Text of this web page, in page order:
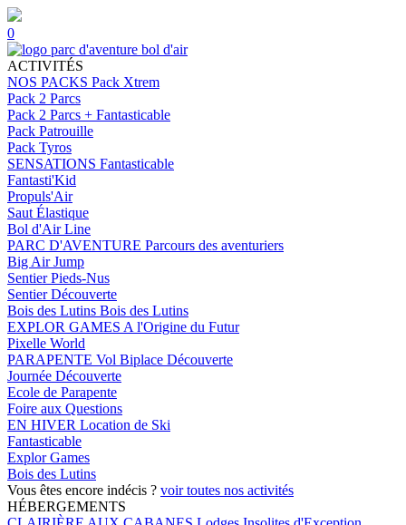
0
ACTIVITÉS
NOS PACKS Pack Xtrem
Pack 2 Parcs
Pack 2 Parcs + Fantasticable
Pack Patrouille
Pack Tyros
SENSATIONS Fantasticable
Fantasti'Kid
Propuls'Air
Saut Élastique
Bol d'Air Line
PARC D'AVENTURE Parcours des aventuriers
Big Air Jump
Sentier Pieds-Nus
Sentier Découverte
Bois des Lutins Bois des Lutins
EXPLOR GAMES A l'Origine du Futur
Pixelle World
PARAPENTE Vol Biplace Découverte
Journée Découverte
Ecole de Parapente
Foire aux Questions
EN HIVER Location de Ski
Fantasticable
Explor Games
Bois des Lutins
Vous êtes encore indécis ? voir toutes nos activités
HÉBERGEMENTS